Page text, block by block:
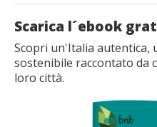
Scarica l´ebook
Scopri un'Italia autentica,
sostenibile raccontato da
loro città.